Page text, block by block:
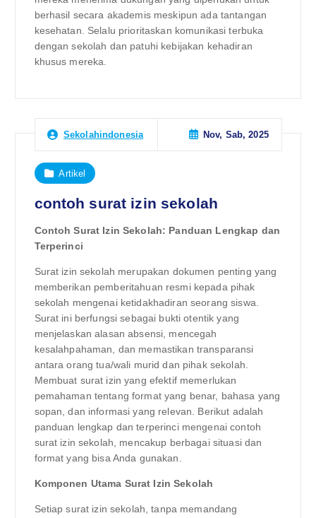
berhasil secara akademis meskipun ada tantangan
kesehatan. Selalu prioritaskan komunikasi terbuka
dengan sekolah dan patuhi kebijakan kehadiran
khusus mereka.
Sekolahindonesia Nov, Sab, 2025
Artikel
contoh surat izin sekolah
Contoh Surat Izin Sekolah: Panduan Lengkap dan
Terperinci
Surat izin sekolah merupakan dokumen penting yang
memberikan pemberitahuan resmi kepada pihak
sekolah mengenai ketidakhadiran seorang siswa.
Surat ini berfungsi sebagai bukti otentik yang
menjelaskan alasan absensi, mencegah
kesalahpahaman, dan memastikan transparansi
antara orang tua/wali murid dan pihak sekolah.
Membuat surat izin yang efektif memerlukan
pemahaman tentang format yang benar, bahasa yang
sopan, dan informasi yang relevan. Berikut adalah
panduan lengkap dan terperinci mengenai contoh
surat izin sekolah, mencakup berbagai situasi dan
format yang bisa Anda gunakan.
Komponen Utama Surat Izin Sekolah
Setiap surat izin sekolah, tanpa memandang